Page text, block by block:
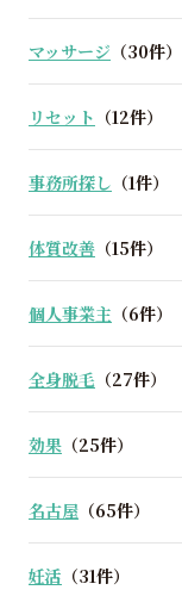
マッサージ （30件）
リセット （12件）
事務所探し （1件）
体質改善 （15件）
個人事業主 （6件）
全身脱毛 （27件）
効果 （25件）
名古屋 （65件）
妊活 （31件）